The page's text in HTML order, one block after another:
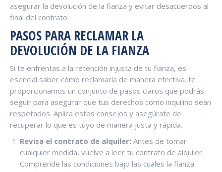
asegurar la devolución de la fianza y evitar desacuerdos al
final del contrato.
PASOS PARA RECLAMAR LA
DEVOLUCIÓN DE LA FIANZA
Si te enfrentas a la retención injusta de tu fianza, es
esencial saber cómo reclamarla de manera efectiva. te
proporcionamos un conjunto de pasos claros que podrás
seguir para asegurar que tus derechos como inquilino sean
respetados. Aplica estos consejos y asegúrate de
recuperar lo que es tuyo de manera justa y rápida.
Revisa el contrato de alquiler: Antes de tomar
cualquier medida, vuelve a leer tu contrato de alquiler.
Comprende las condiciones bajo las cuales la fianza